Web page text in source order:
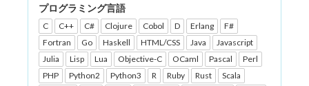
プログラミング言語
C C++ C# Clojure Cobol D Erlang
F#
Fortran
Go Haskell HTML/CSS Java
Javascript
Julia
Lisp Lua Objective-C OCaml Pascal
Perl
PHP
Python2 Python3 R Ruby Rust
Scala